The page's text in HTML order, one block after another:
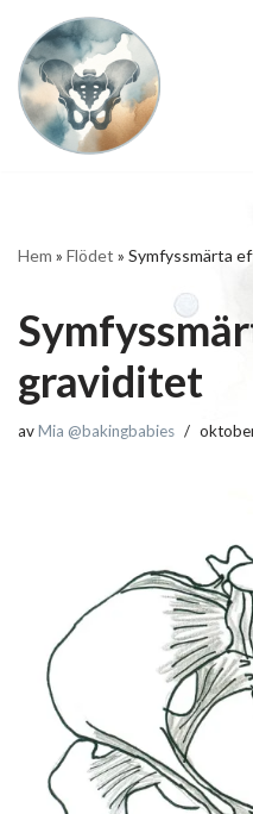
Hoppa
till
innehåll
Hem » Flödet » Symfyssmärta
graviditet
avMia @bakingbabies